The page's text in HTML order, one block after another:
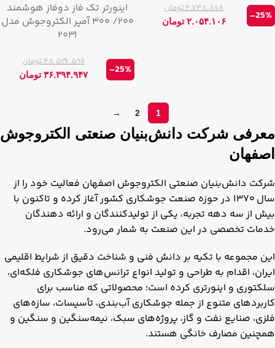
۲.۷۳۸.۸۰۸تومان
۲.۰۵۴.۱۰۶ تومان -25%
اینورتر تک فاز دوفاز هوشمند
۲۰۰/ ۳۰۰ آمپر الکتروجوش مدل
۲۰۳۱
۴۸.۵۲۶.۵۹۶تومان
۳۶.۳۹۴.۹۴۷ تومان -25%
1
2
→
معرفی شرکت دانش‌بنیان صنعتی الکتروجوش
اصفهان
شرکت دانش‌بنیان صنعتی الکتروجوش اصفهان فعالیت خود را از
سال ۱۳۷۰ در حوزه صنعت جوشکاری کشور آغاز کرده و تاکنون با
بیش از سه دهه تجربه، یکی از تولیدکنندگان و ارائه‌ دهندگان
خدمات تخصصی در این صنعت به شمار می‌رود.
این مجموعه با تکیه بر دانش فنی و شناخت دقیق از شرایط اقلیمی
ایران، اقدام به طراحی و تولید انواع ترانس‌های جوشکاری فلکه‌ای،
سلکتوری و اینورتری کرده است؛ محصولاتی که مناسب برای
کاربردهای متنوع از جمله جوشکاری آب‌بندی، تأسیسات، سازه‌های
فلزی، صنایع نفت و گاز، پروژه‌های سبک، نیمه‌سنگین و سنگین و
همچنین مصارف خانگی هستند.